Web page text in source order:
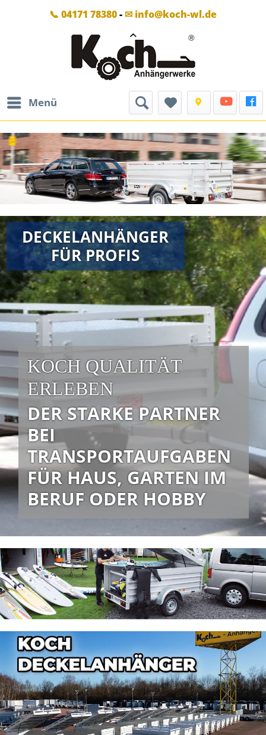
📞 04171 78380- ✉ info@koch-wl.de
Menü
KOCH QUALITÄT
ERLEBEN
DER STARKE PARTNER
BEI
TRANSPORTAUFGABEN
FÜR HAUS, GARTEN IM
BERUF ODER HOBBY
DECKELANHÄNGER
FÜR PROFIS